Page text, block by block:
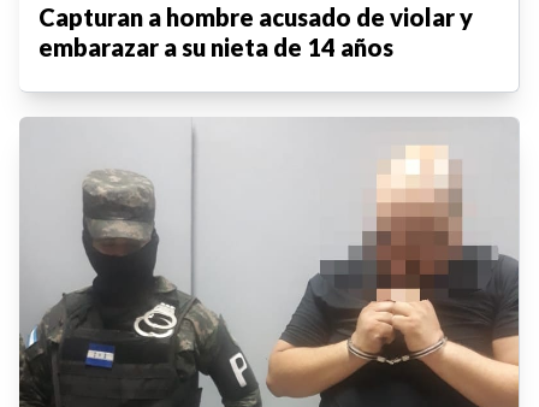
Capturan a hombre acusado de violar y
embarazar a su nieta de 14 años